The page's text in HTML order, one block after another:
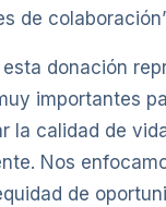
de
donación
importantes
la calidad de
Nos
de